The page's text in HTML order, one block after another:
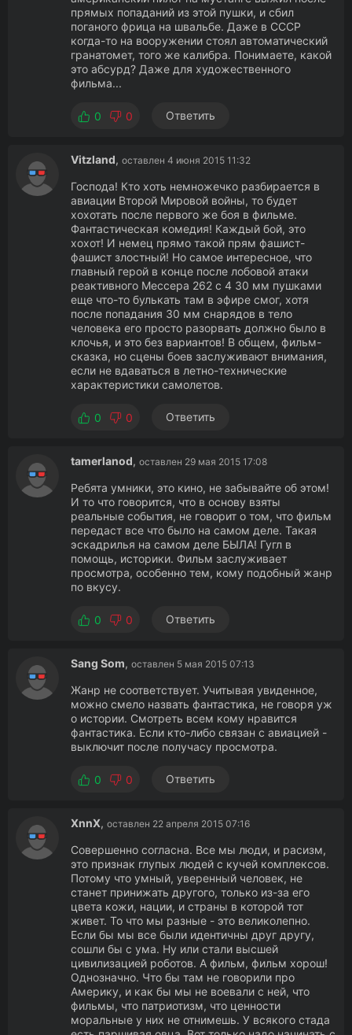
прямых попаданий из этой пушки, и сбил
поганого фрица на швальбе. Даже в СССР
когда-то на вооружении стоял автоматический
гранатомет, того же калибра. Понимаете, какой
это абсурд? Даже для художественного
фильма...
0 0 Ответить
Vitzland, оставлен 4 июня 2015 11:32
Господа! Кто хоть немножечко разбирается в
авиации Второй Мировой войны, то будет
хохотать после первого же боя в фильме.
Фантастическая комедия! Каждый бой, это
хохот! И немец прямо такой прям фашист-
фашист злостный! Но самое интересное, что
главный герой в конце после лобовой атаки
реактивного Мессера 262 с 4 30 мм пушками
еще что-то булькать там в эфире смог, хотя
после попадания 30 мм снарядов в тело
человека его просто разорвать должно было в
клочья, и это без вариантов! В общем, фильм-
сказка, но сцены боев заслуживают внимания,
если не вдаваться в летно-технические
характеристики самолетов.
0 0 Ответить
tamerlanod, оставлен 29 мая 2015 17:08
Ребята умники, это кино, не забывайте об этом!
И то что говорится, что в основу взяты
реальные события, не говорит о том, что фильм
передаст все что было на самом деле. Такая
эскадрилья на самом деле БЫЛА! Гугл в
помощь, историки. Фильм заслуживает
просмотра, особенно тем, кому подобный жанр
по вкусу.
0 0 Ответить
Sang Som, оставлен 5 мая 2015 07:13
Жанр не соответствует. Учитывая увиденное,
можно смело назвать фантастика, не говоря уж
о истории. Смотреть всем кому нравится
фантастика. Если кто-либо связан с авиацией -
выключит после получасу просмотра.
0 0 Ответить
XnnX, оставлен 22 апреля 2015 07:16
Совершенно согласна. Все мы люди, и расизм,
это признак глупых людей с кучей комплексов.
Потому что умный, уверенный человек, не
станет принижать другого, только из-за его
цвета кожи, нации, и страны в которой тот
живет. То что мы разные - это великолепно.
Если бы мы все были идентичны друг другу,
сошли бы с ума. Ну или стали высшей
цивилизацией роботов. А фильм, фильм хорош!
Однозначно. Что бы там не говорили про
Америку, и как бы мы не воевали с ней, что
фильмы, что патриотизм, что ценности
моральные у них не отнимешь. У всякого стада